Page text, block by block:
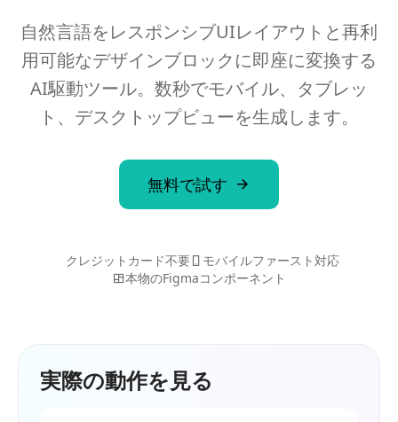
自然言語をレスポンシブUIレイアウトと再利
用可能なデザインブロックに即座に変換する
AI駆動ツール。数秒でモバイル、タブレッ
ト、デスクトップビューを生成します。
無料で試す
クレジットカード不要
モバイルファースト対応
本物のFigmaコンポーネント
実際の動作を見る